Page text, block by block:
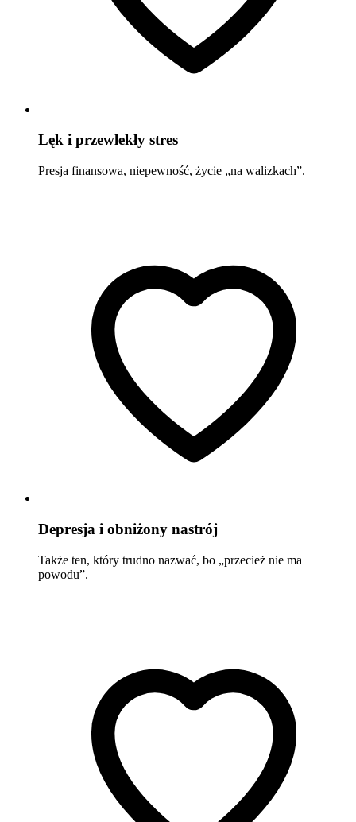
Lęk i przewlekły stres
Presja finansowa, niepewność, życie „na walizkach”.
Depresja i obniżony nastrój
Także ten, który trudno nazwać, bo „przecież nie ma
powodu”.